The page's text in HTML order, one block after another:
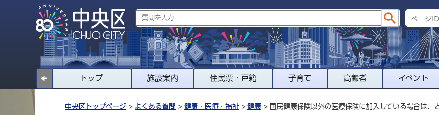
トップ 施設案内 住民票・戸籍 子育て 高齢者 イベント
中央区トップページ > よくある質問 > 健康・医療・福祉 > 健康 > 国民健康保険以外の医療保険に加入している場合は、